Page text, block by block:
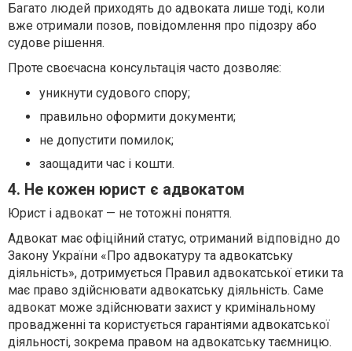
Багато людей приходять до адвоката лише тоді, коли
вже отримали позов, повідомлення про підозру або
судове рішення.
Проте своєчасна консультація часто дозволяє:
уникнути судового спору;
правильно оформити документи;
не допустити помилок;
заощадити час і кошти.
4. Не кожен юрист є адвокатом
Юрист і адвокат — не тотожні поняття.
Адвокат має офіційний статус, отриманий відповідно до
Закону України «Про адвокатуру та адвокатську
діяльність», дотримується Правил адвокатської етики та
має право здійснювати адвокатську діяльність. Саме
адвокат може здійснювати захист у кримінальному
провадженні та користується гарантіями адвокатської
діяльності, зокрема правом на адвокатську таємницю.